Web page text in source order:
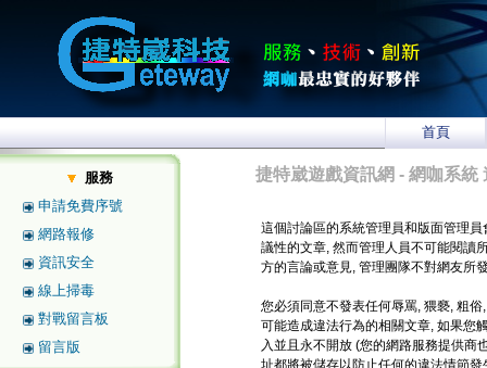
首頁
服務
申請免費序號
網路報修
資訊安全
線上掃毒
對戰留言板
留言版
捷特崴遊戲資訊網 - 網咖系統
這個討論區的系統管理員和版面管理
議性的文章, 然而管理人員不可能閱讀
方的言論或意見, 管理團隊不對網友所
您必須同意不發表任何辱罵, 猥褻, 粗
可能造成違法行為的相關文章, 如果您
入並且永不開放 (您的網路服務提供商
址都將被儲存以防止任何的違法情節發